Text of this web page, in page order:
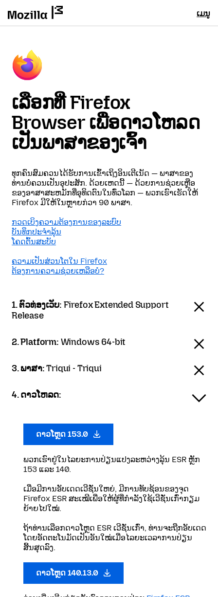
ເມນູ
ເລືອກທີ່ Firefox
Browser ເພື່ອດາວໂຫລດ
ເປັນພາສາຂອງເຈົ້າ
ທຸກຄົນສົມຄວນໄດ້ຮັບການເຂົ້າເຖິງອິນເຕີເນັດ — ພາສາຂອງ
ທ່ານບໍ່ຄວນເປັນອຸປະສັກ. ດ້ວຍເຫດນີ້ — ດ້ວຍການຊ່ວຍເຫຼືອ
ຂອງອາສາສະຫມັກທີ່ອຸທິດຕົນໃນທົ່ວໂລກ — ພວກເຮົາເຮັດໃຫ້
Firefox ມີໃຫ້ໃນຫຼາຍກ່ວາ 90 ພາສາ.
ກວດເບິງຄວາມຕ້ອງການຂອງລະບົບ
ບັນທຶກປະຈຳລຸ້ນ
ໂຄດຕົ້ນສະບັບ
ຄວາມເປັນສ່ວນໂຕໃນ Firefox
ຕ້ອງການຄວາມຊ່ວຍເຫລືອບໍ?
1. ຕົວທ່ອງເວັບ: Firefox Extended Support
Release
2. Platform: Windows 64-bit
3. ພາສາ:Triqui - Triqui
4. ດາວໂຫລດ:
ດາວໂຫຼດ 153.0
ພວກເຮົາຢູ່ໃນໄລຍະການປ່ຽນແປງລະຫວ່າງລຸ້ນ ESR ຫຼັກ
153 ແລະ 140.
ເມື່ອມີການອັບເດດເວີຊັ່ນໃຫຍ່, ມີການທັບຊ້ອນຂອງຈຸດ
Firefox ESR ສະເໝີເພື່ອໃຫ້ຜູ້ທີ່ກຳລັງໃຊ້ເວີຊັ່ນເກົ່າກຽມ
ຍ້າຍໄປໃໝ່.
ຖ້າທ່ານເລືອກດາວໂຫຼດ ESR ເວີຊັ່ນເກົ່າ, ທ່ານຈະຖືກອັບເດດ
ໂດຍອັດຕະໂນມັດເປັນອັນໃໝ່ເມື່ອໄລຍະເວລາການປ່ຽນ
ສິ້ນສຸດລົງ.
ດາວໂຫຼດ 140.13.0